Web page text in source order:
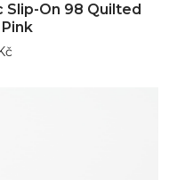
Slip-On 98 Quilted